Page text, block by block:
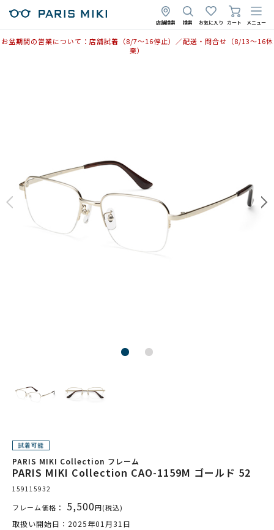
店舗検索 検索 お気に入り カート メニュー
お盆期間の営業について：店舗試着（8/7〜16停止）／配送・問合せ（8/13〜16休
業）
PARIS MIKI Collection フレーム
PARIS MIKI Collection CAO-1159M ゴールド 52
159115932
フレーム価格： 5,500円(税込)
取扱い開始日：2025年01月31日